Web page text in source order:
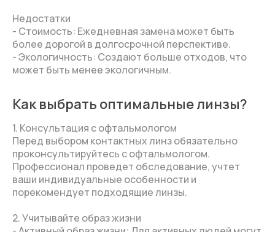
Недостатки
- Стоимость: Ежедневная замена может быть
более дорогой в долгосрочной перспективе.
- Экологичность: Создают больше отходов, что
может быть менее экологичным.
Как выбрать оптимальные линзы?
1. Консультация с офтальмологом
Перед выбором контактных линз обязательно
проконсультируйтесь с офтальмологом.
Профессионал проведет обследование, учтет
ваши индивидуальные особенности и
порекомендует подходящие линзы.
2. Учитывайте образ жизни